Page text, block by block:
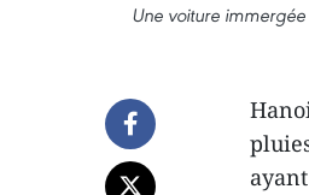
Une voiture